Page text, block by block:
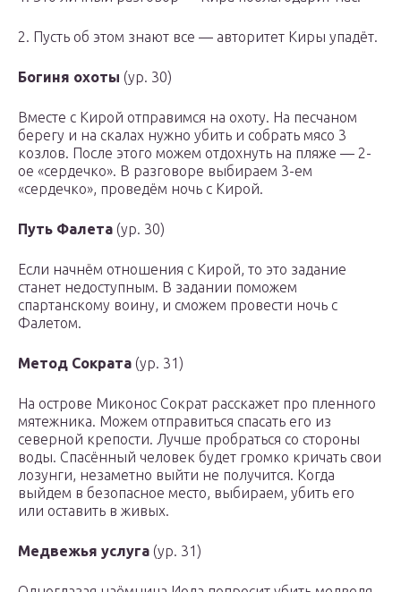
2. Пусть об этом знают все — авторитет Киры упадёт.
Богиня охоты (ур. 30)
Вместе с Кирой отправимся на охоту. На песчаном
берегу и на скалах нужно убить и собрать мясо 3
козлов. После этого можем отдохнуть на пляже — 2-
ое «сердечко». В разговоре выбираем 3-ем
«сердечко», проведём ночь с Кирой.
Путь Фалета (ур. 30)
Если начнём отношения с Кирой, то это задание
станет недоступным. В задании поможем
спартанскому воину, и сможем провести ночь с
Фалетом.
Метод Сократа (ур. 31)
На острове Миконос Сократ расскажет про пленного
мятежника. Можем отправиться спасать его из
северной крепости. Лучше пробраться со стороны
воды. Спасённый человек будет громко кричать свои
лозунги, незаметно выйти не получится. Когда
выйдем в безопасное место, выбираем, убить его
или оставить в живых.
Медвежья услуга (ур. 31)